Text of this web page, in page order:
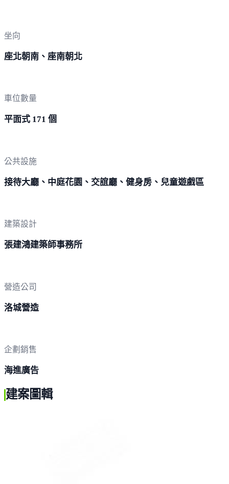
坐向
座北朝南、座南朝北
車位數量
平面式 171 個
公共設施
接待大廳、中庭花園、交誼廳、健身房、兒童遊戲區
建築設計
張建鴻建築師事務所
營造公司
洛城營造
企劃銷售
海進廣告
建案圖輯